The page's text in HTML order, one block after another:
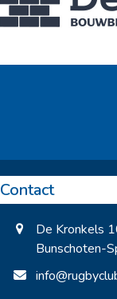
Contact
De Kronkels
Bunschoten-